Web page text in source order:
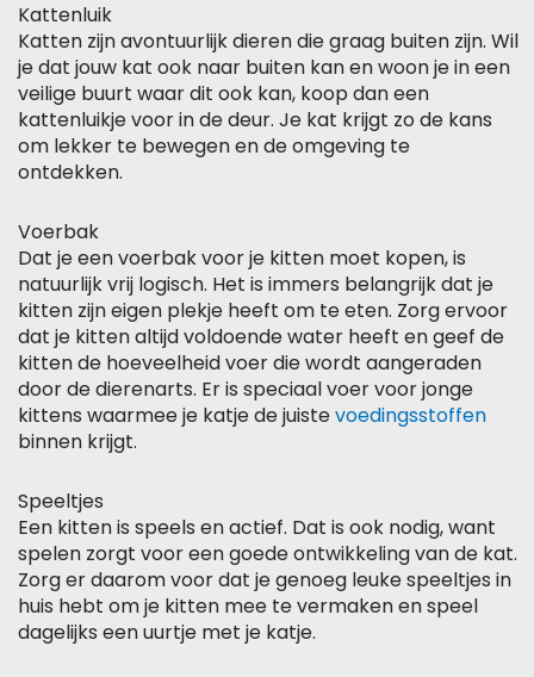
Kattenluik
Katten zijn avontuurlijk dieren die graag buiten zijn. Wil
je dat jouw kat ook naar buiten kan en woon je in een
veilige buurt waar dit ook kan, koop dan een
kattenluikje voor in de deur. Je kat krijgt zo de kans
om lekker te bewegen en de omgeving te
ontdekken.
Voerbak
Dat je een voerbak voor je kitten moet kopen, is
natuurlijk vrij logisch. Het is immers belangrijk dat je
kitten zijn eigen plekje heeft om te eten. Zorg ervoor
dat je kitten altijd voldoende water heeft en geef de
kitten de hoeveelheid voer die wordt aangeraden
door de dierenarts. Er is speciaal voer voor jonge
kittens waarmee je katje de juistevoedingsstoffen
binnen krijgt.
Speeltjes
Een kitten is speels en actief. Dat is ook nodig, want
spelen zorgt voor een goede ontwikkeling van de kat.
Zorg er daarom voor dat je genoeg leuke speeltjes in
huis hebt om je kitten mee te vermaken en speel
dagelijks een uurtje met je katje.